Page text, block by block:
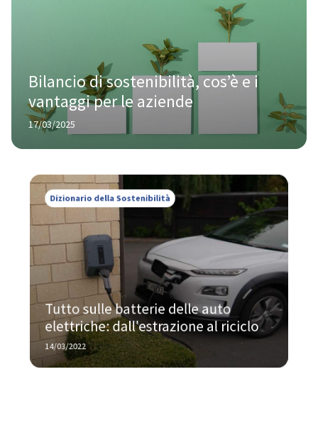
Bilancio di sostenibilità, cos’è e i
vantaggi per le aziende
17/03/2025
Dizionario della Sostenibilità
Tutto sulle batterie delle auto
elettriche: dall'estrazione al riciclo
14/03/2022